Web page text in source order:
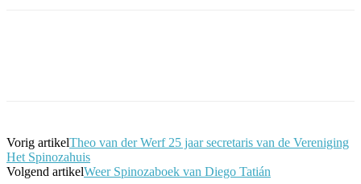
Vorig artikelTheo van der Werf 25 jaar secretaris van de Vereniging
Het Spinozahuis
Volgend artikelWeer Spinozaboek van Diego Tatián